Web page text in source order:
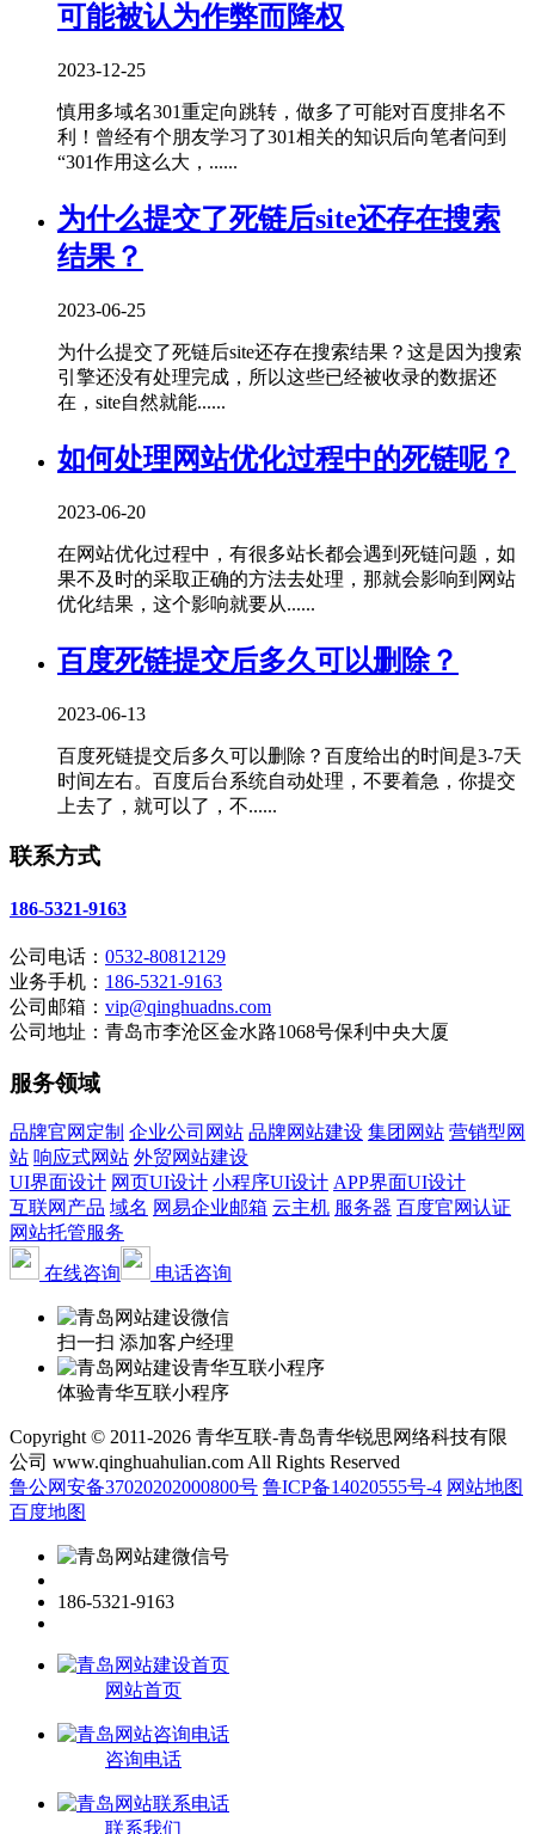
可能被认为作弊而降权
2023-12-25
慎用多域名301重定向跳转，做多了可能对百度排名不
利！曾经有个朋友学习了301相关的知识后向笔者问到
“301作用这么大，......
为什么提交了死链后site还存在搜索
结果？
2023-06-25
为什么提交了死链后site还存在搜索结果？这是因为搜索
引擎还没有处理完成，所以这些已经被收录的数据还
在，site自然就能......
如何处理网站优化过程中的死链呢？
2023-06-20
在网站优化过程中，有很多站长都会遇到死链问题，如
果不及时的采取正确的方法去处理，那就会影响到网站
优化结果，这个影响就要从......
百度死链提交后多久可以删除？
2023-06-13
百度死链提交后多久可以删除？百度给出的时间是3-7天
时间左右。百度后台系统自动处理，不要着急，你提交
上去了，就可以了，不......
联系方式
186-5321-9163
公司电话： 0532-80812129
业务手机： 186-5321-9163
公司邮箱： vip@qinghuadns.com
公司地址：青岛市李沧区金水路1068号保利中央大厦
服务领域
品牌官网定制 企业公司网站 品牌网站建设 集团网站 营销型网
站 响应式网站 外贸网站建设
UI界面设计 网页UI设计 小程序UI设计 APP界面UI设计
互联网产品 域名 网易企业邮箱 云主机 服务器 百度官网认证
网站托管服务
在线咨询
电话咨询
扫一扫 添加客户经理
体验青华互联小程序
Copyright © 2011-2026 青华互联-青岛青华锐思网络科技有限
公司 www.qinghuahulian.com All Rights Reserved
鲁公网安备37020202000800号 鲁ICP备14020555号-4 网站地图
百度地图
186-5321-9163
网站首页
咨询电话
联系我们